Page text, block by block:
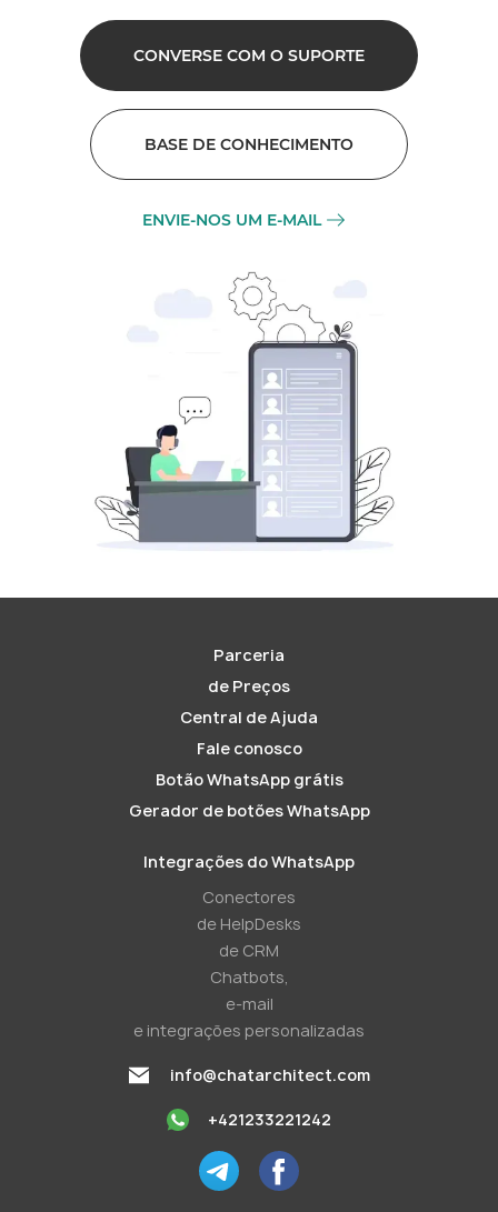
CONVERSE COM O SUPORTE
BASE DE CONHECIMENTO
ENVIE-NOS UM E-MAIL
Parceria
de Preços
Central de Ajuda
Fale conosco
Botão WhatsApp grátis
Gerador de botões WhatsApp
Integrações do WhatsApp
Conectores
de HelpDesks
de CRM
Chatbots,
e-mail
e integrações personalizadas
info@chatarchitect.com
+421233221242